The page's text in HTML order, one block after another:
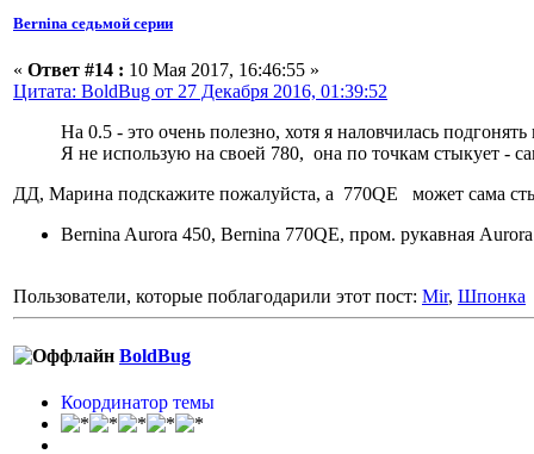
Bernina седьмой серии
« Ответ #14 : 10 Мая 2017, 16:46:55 »
Цитата: BoldBug от 27 Декабря 2016, 01:39:52
На 0.5 - это очень полезно, хотя я наловчилась
Я не использую на своей 780, она по точкам стыкует -
ДД, Марина подскажите пожалуйста, а 770QE может сама
Bernina Aurora 450, Bernina 770QE, пром. рукавная
Пользователи, которые поблагодарили этот пост: Mir, Шпонка
BoldBug
Координатор темы